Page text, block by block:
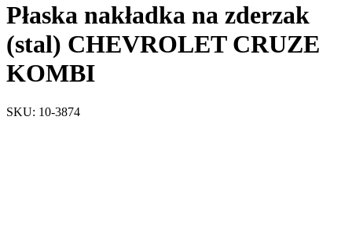
Płaska nakładka na zderzak
(stal) CHEVROLET CRUZE
KOMBI
SKU: 10-3874